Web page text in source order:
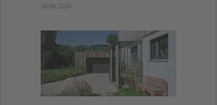
30.06.2026